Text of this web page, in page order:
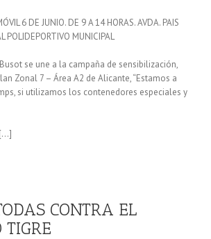
6 DE JUNIO. DE 9 A 14 HORAS. AVDA. PAIS
POLIDEPORTIVO MUNICIPAL
se une a la campaña de sensibilización,
Zonal 7 – Área A2 de Alicante, “Estamos a
si utilizamos los contenedores especiales y
CONTRA EL
TIGRE